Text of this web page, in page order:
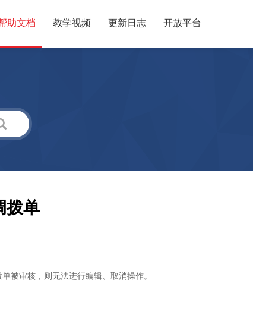
助文档 教学视频 更新日志 开放平台
拨单
被审核，则无法进行编辑、取消操作。